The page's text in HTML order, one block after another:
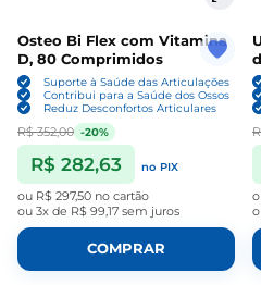
Osteo Bi Flex com Vitamina
D, 80 Comprimidos
Suporte à Saúde das Articulações
Contribui para a Saúde dos Ossos
Reduz Desconfortos Articulares
R$ 352,00 -20%
R$ 282,63 no PIX
ou R$ 297,50 no cartão
ou 3x de R$ 99,17 sem juros
COMPRAR